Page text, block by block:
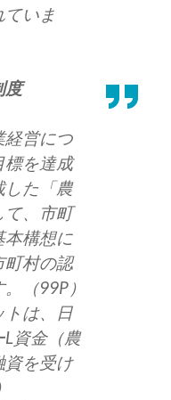
ていま
度
経営につ
標を達成
した「農
て、市町
本構想に
町村の認
（99P）
トは、日
資金（農
資を受け